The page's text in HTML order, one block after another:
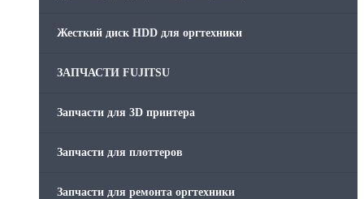
Жесткий диск HDD для оргтехники
ЗАПЧАСТИ FUJITSU
Запчасти для 3D принтера
Запчасти для плоттеров
Запчасти для ремонта оргтехники